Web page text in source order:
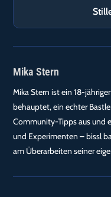
Mika Stern
Mika Stern ist ein 18-
behauptet, ein echter
Community-Tipps aus und
und Experimenten – bissl
am Überarbeiten seiner